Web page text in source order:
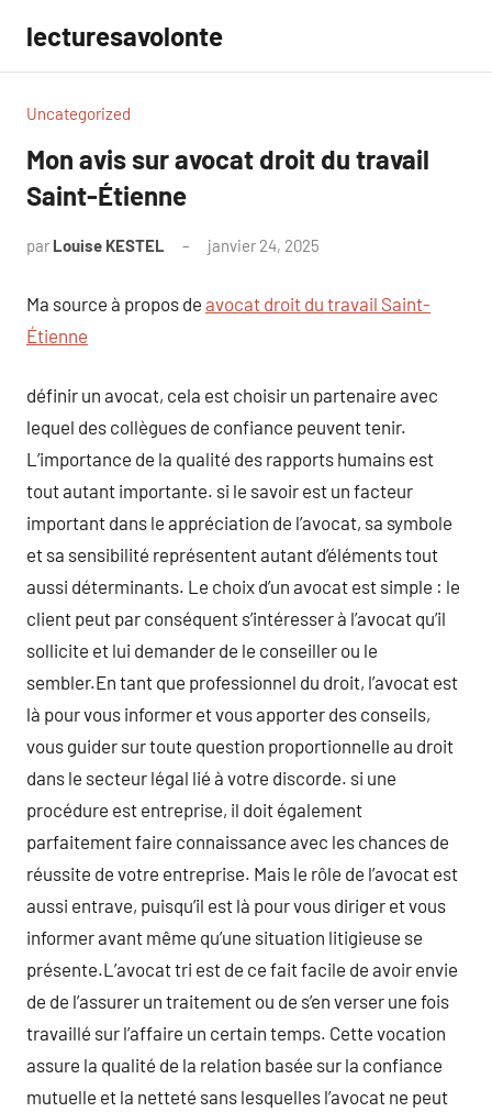
contenu
lecturesavolonte
Uncategorized
Mon avis sur avocat droit du travail
Saint-Étienne
par Louise KESTEL janvier 24, 2025
Ma source à propos de avocat droit du travail Saint-
Étienne
définir un avocat, cela est choisir un partenaire avec
lequel des collègues de confiance peuvent tenir.
L’importance de la qualité des rapports humains est
tout autant importante. si le savoir est un facteur
important dans le appréciation de l’avocat, sa symbole
et sa sensibilité représentent autant d’éléments tout
aussi déterminants. Le choix d’un avocat est simple : le
client peut par conséquent s’intéresser à l’avocat qu’il
sollicite et lui demander de le conseiller ou le
sembler.En tant que professionnel du droit, l’avocat est
là pour vous informer et vous apporter des conseils,
vous guider sur toute question proportionnelle au droit
dans le secteur légal lié à votre discorde. si une
procédure est entreprise, il doit également
parfaitement faire connaissance avec les chances de
réussite de votre entreprise. Mais le rôle de l’avocat est
aussi entrave, puisqu’il est là pour vous diriger et vous
informer avant même qu’une situation litigieuse se
présente.L’avocat tri est de ce fait facile de avoir envie
de de l’assurer un traitement ou de s’en verser une fois
travaillé sur l’affaire un certain temps. Cette vocation
assure la qualité de la relation basée sur la confiance
mutuelle et la netteté sans lesquelles l’avocat ne peut